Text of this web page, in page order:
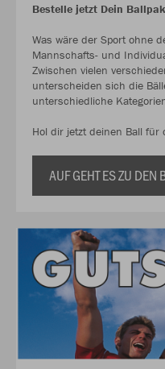
Bestelle jetzt Dein
Was wäre der Sport ohne
Mannschafts- und
Zwischen vielen
unterscheiden sich die
unterschiedliche
Hol dir jetzt deinen Ball
AUF GEHT ES ZU DEN